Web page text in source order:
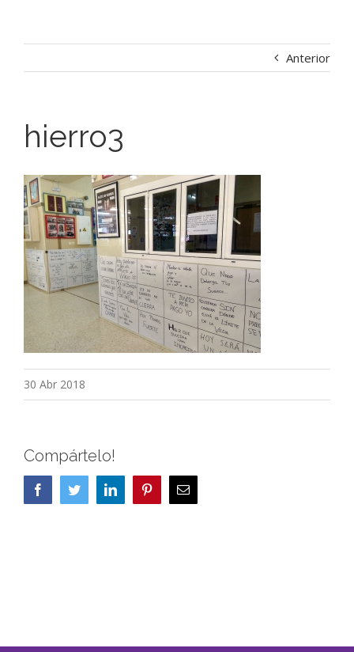
Anterior
hierro3
30 Abr 2018
Compártelo!
FacebookTwitterLinkedIn PinterestCorreo
electrónico